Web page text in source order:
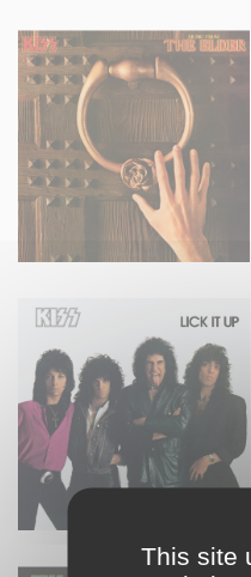
This site